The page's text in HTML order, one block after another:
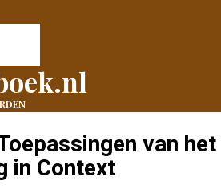
van
in Context